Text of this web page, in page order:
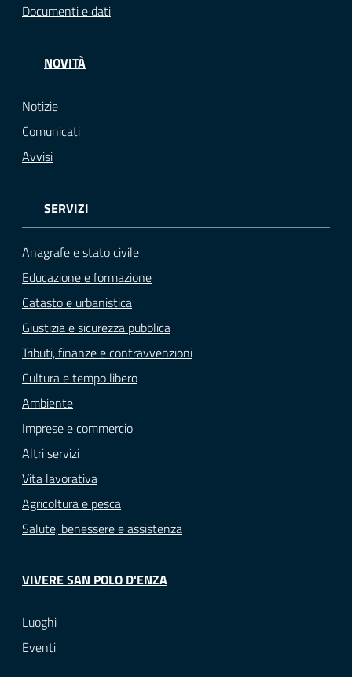
Documenti e dati
NOVITÀ
Notizie
Comunicati
Avvisi
SERVIZI
Anagrafe e stato civile
Educazione e formazione
Catasto e urbanistica
Giustizia e sicurezza pubblica
Tributi, finanze e contravvenzioni
Cultura e tempo libero
Ambiente
Imprese e commercio
Altri servizi
Vita lavorativa
Agricoltura e pesca
Salute, benessere e assistenza
VIVERE SAN POLO D'ENZA
Luoghi
Eventi